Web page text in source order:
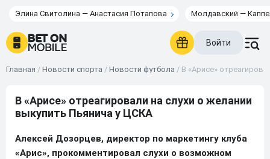
Элина Свитолина — Анастасия Потапова Молдавский —
Войти
Главная / Новости спорта / Новости футбола / В «Арисе»
В «Арисе» отреагировали на слухи о желании
выкупить Пьянича у ЦСКА
Алексей Дозорцев, директор по маркетингу клуба
«Арис», прокомментировал слухи о возможном